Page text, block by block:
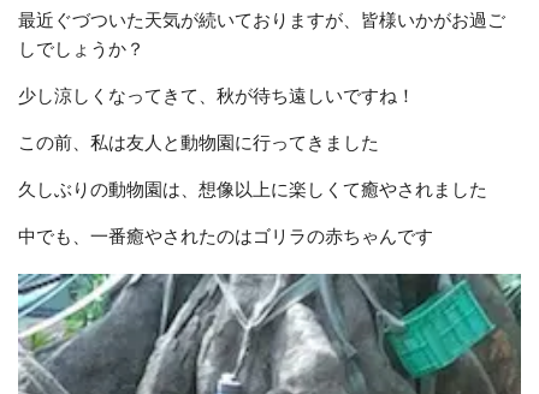
最近ぐづついた天気が続いておりますが、皆様いかがお過ご
しでしょうか？
少し涼しくなってきて、秋が待ち遠しいですね ！
この前、私は友人と動物園に行ってきました
久しぶりの動物園は、想像以上に楽しくて癒やされました
中でも、一番癒やされたのはゴリラの赤ちゃんです